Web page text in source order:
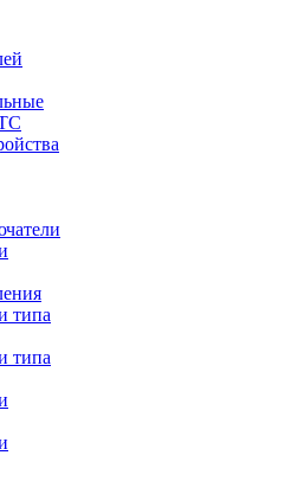
типа
типа